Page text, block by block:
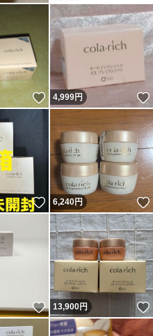
いいね！
4,999円
いいね！
6,240円
いいね！
13,900円